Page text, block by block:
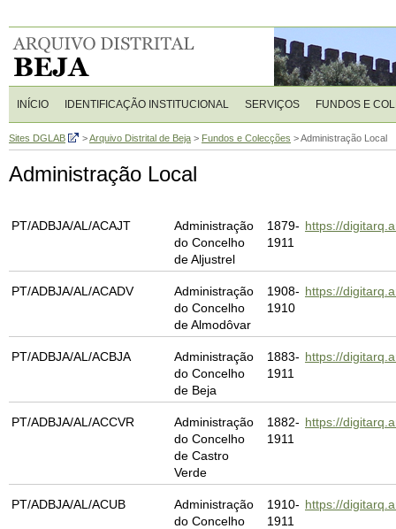
INÍCIO IDENTIFICAÇÃO INSTITUCIONAL SERVIÇOS FUNDOS E
Sites DGLAB >Arquivo Distrital de Beja > Fundos e Colecções >Administração Local
Administração Local
PT/ADBJA/AL/ACAJT
Administração
do Concelho
de Aljustrel
1879-
1911
https://
PT/ADBJA/AL/ACADV
Administração
do Concelho
de Almodôvar
1908-
1910
https://
PT/ADBJA/AL/ACBJA
Administração
do Concelho
de Beja
1883-
1911
https://
PT/ADBJA/AL/ACCVR
Administração
do Concelho
de Castro
Verde
1882-
1911
https://
PT/ADBJA/AL/ACUB
Administração
do Concelho
1910-
1911
https://